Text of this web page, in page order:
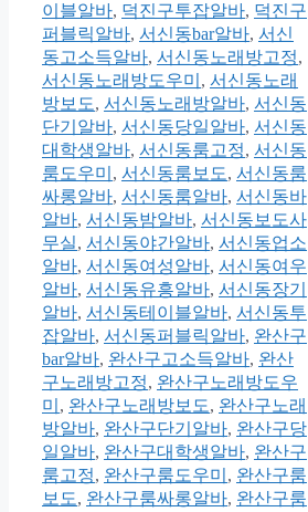
이블알바, 덕진구투잡알바, 덕진구
퍼블릭알바, 서신동bar알바, 서신
동고소득알바, 서신동노래방고정,
서신동노래방도우미 , 서신동노래
방보도, 서신동노래방알바, 서신동
단기알바, 서신동당일알바, 서신동
대학생알바, 서신동룸고정, 서신동
룸도우미 , 서신동룸보도, 서신동룸
싸롱알바, 서신동룸알바, 서신동바
알바, 서신동밤알바, 서신동보도사
무실, 서신동야간알바, 서신동업소
알바, 서신동여성알바, 서신동여우
알바, 서신동유흥알바, 서신동장기
알바, 서신동테이블알바, 서신동투
잡알바, 서신동퍼블릭알바, 완산구
bar알바, 완산구고소득알바, 완산
구노래방고정, 완산구노래방도우
미 , 완산구노래방보도, 완산구노래
방알바, 완산구단기알바, 완산구당
일알바, 완산구대학생알바, 완산구
룸고정, 완산구룸도우미 , 완산구룸
보도, 완산구룸싸롱알바, 완산구룸